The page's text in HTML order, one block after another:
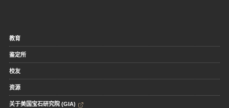
教育
鉴定所
校友
资源
关于美国宝石研究院 (GIA)